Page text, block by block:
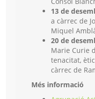
13 de
a càrrec de
Miquel
20 de
Marie Curie
tenacitat,
càrrec de
Més informació